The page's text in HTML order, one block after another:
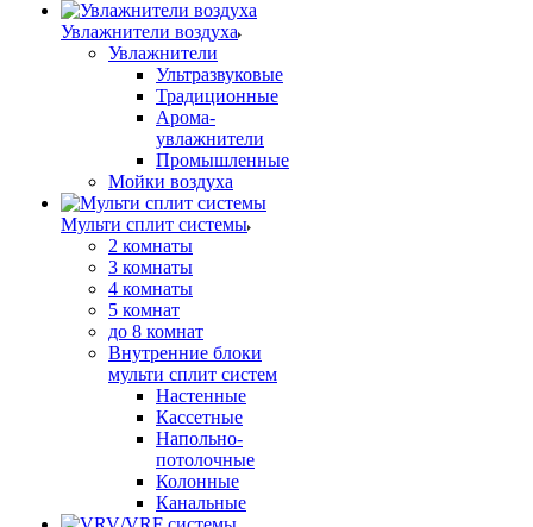
Увлажнители воздуха
Увлажнители
Ультразвуковые
Традиционные
Арома-
увлажнители
Промышленные
Мойки воздуха
Мульти сплит системы
2 комнаты
3 комнаты
4 комнаты
5 комнат
до 8 комнат
Внутренние блоки
мульти сплит систем
Настенные
Кассетные
Напольно-
потолочные
Колонные
Канальные